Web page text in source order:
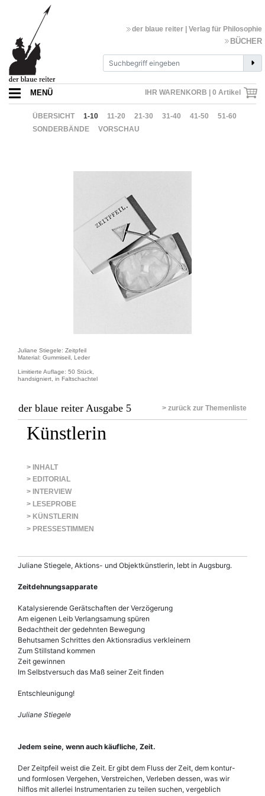
IHR WARENKORB | 0 Artikel
der blaue reiter | Verlag für Philosophie
BÜCHER
MENÜ
ÜBERSICHT 1-10 11-20 21-30 31-40 41-50
51-60
SONDERBÄNDE
VORSCHAU
Juliane Stiegele: Zeitpfeil
Material: Gummiseil, Leder
Limitierte Auflage: 50 Stück,
handsigniert, in Faltschachtel
der blaue reiter Ausgabe 5 > zurück zur Themenliste
Künstlerin
> INHALT
> EDITORIAL
> INTERVIEW
> LESEPROBE
> KÜNSTLERIN
> PRESSESTIMMEN
Juliane Stiegele, Aktions- und Objektkünstlerin, lebt in Augsburg.
Zeitdehnungsapparate
Katalysierende Gerätschaften der Verzögerung
Am eigenen Leib Verlangsamung spüren
Bedachtheit der gedehnten Bewegung
Behutsamen Schrittes den Aktionsradius verkleinern
Zum Stillstand kommen
Zeit gewinnen
Im Selbstversuch das Maß seiner Zeit finden
Entschleunigung!
Juliane Stiegele
Jedem seine, wenn auch käufliche, Zeit.
Der Zeitpfeil weist die Zeit. Er gibt dem Fluss der Zeit, dem kontur-
und formlosen Vergehen, Verstreichen, Verleben dessen, was wir
hilflos mit allerlei Instrumentarien zu teilen suchen, vergeblich